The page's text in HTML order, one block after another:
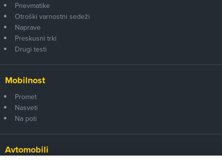
Pnevmatike
Otroški varnostni sedeži
Naprave
Preskusni trki
Drugi testi
Mobilnost
Promet
Nasveti
Na poti
Avtomobili